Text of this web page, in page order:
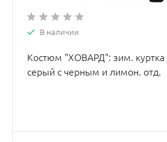
В наличии
Костюм "ХОВАРД": зим. куртка
серый с черным и лимон. отд.